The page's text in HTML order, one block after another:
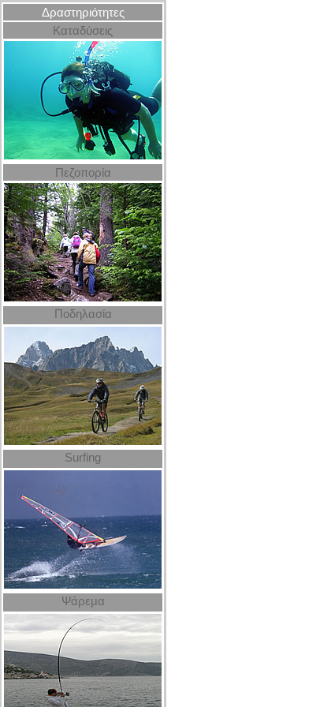
Δραστηριότητες
Καταδύσεις
Πεζοπορία
Ποδηλασία
Surfing
Ψάρεμα